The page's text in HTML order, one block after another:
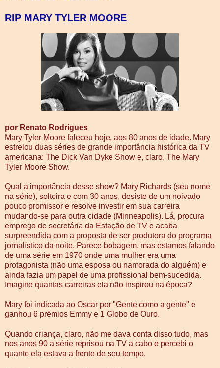
RIP MARY TYLER MOORE
por Renato Rodrigues
Mary Tyler Moore faleceu hoje, aos 80 anos de idade. Mary
estrelou duas séries de grande importância histórica da TV
americana: The Dick Van Dyke Show e, claro, The Mary
Tyler Moore Show.
Qual a importância desse show? Mary Richards (seu nome
na série), solteira e com 30 anos, desiste de um noivado
pouco promissor e resolve investir em sua carreira
mudando-se para outra cidade (Minneapolis). Lá, procura
emprego de secretária da Estação de TV e acaba
surpreendida com a proposta de ser produtora do programa
jornalístico da noite. Parece bobagem, mas estamos falando
de uma série em 1970 onde uma mulher era uma
protagonista (não uma esposa ou namorada do alguém) e
ainda fazia um papel de uma profissional bem-sucedida.
Imagine quantas carreiras ela não inspirou na época?
Mary foi indicada ao Oscar por "Gente como a gente" e
ganhou 6 prêmios Emmy e 1 Globo de Ouro.
Quando criança, claro, não me dava conta disso tudo, mas
nos anos 90 a série reprisou na TV a cabo e percebi o
quanto ela estava a frente de seu tempo.